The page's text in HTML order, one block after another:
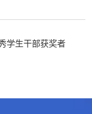
学生干部获奖者